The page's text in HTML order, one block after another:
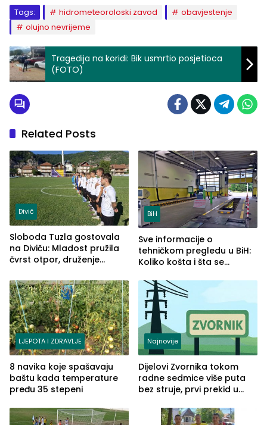
Tags: hidrometeoroloski zavod
obavjestenje
olujno nevrijeme
Tragedija na koridi: Bik usmrtio posjetioca
(FOTO)
Related Posts
Divič
Sloboda Tuzla gostovala
na Diviču: Mladost pružila
čvrst otpor, druženje
jezera
BiH
Sve informacije o
tehničkom pregledu u BiH:
Koliko košta i šta se
LJEPOTA I ZDRAVLJE
8 navika koje spašavaju
baštu kada temperature
pređu 35 stepeni
Najnovije
Dijelovi Zvornika tokom
radne sedmice više puta
bez struje, prvi prekid u